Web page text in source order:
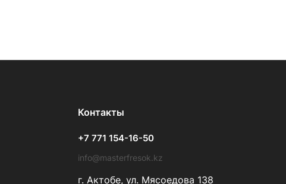
Контакты
+7 771 154-16-50
info@masterfresok.kz
г. Актобе, ул. Мясоедова 138